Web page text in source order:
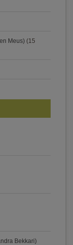
Meus) (15
Bekkari)